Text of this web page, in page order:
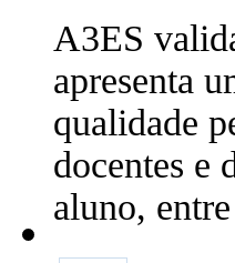
A3ES
apresenta
qualidade
docentes e
aluno,